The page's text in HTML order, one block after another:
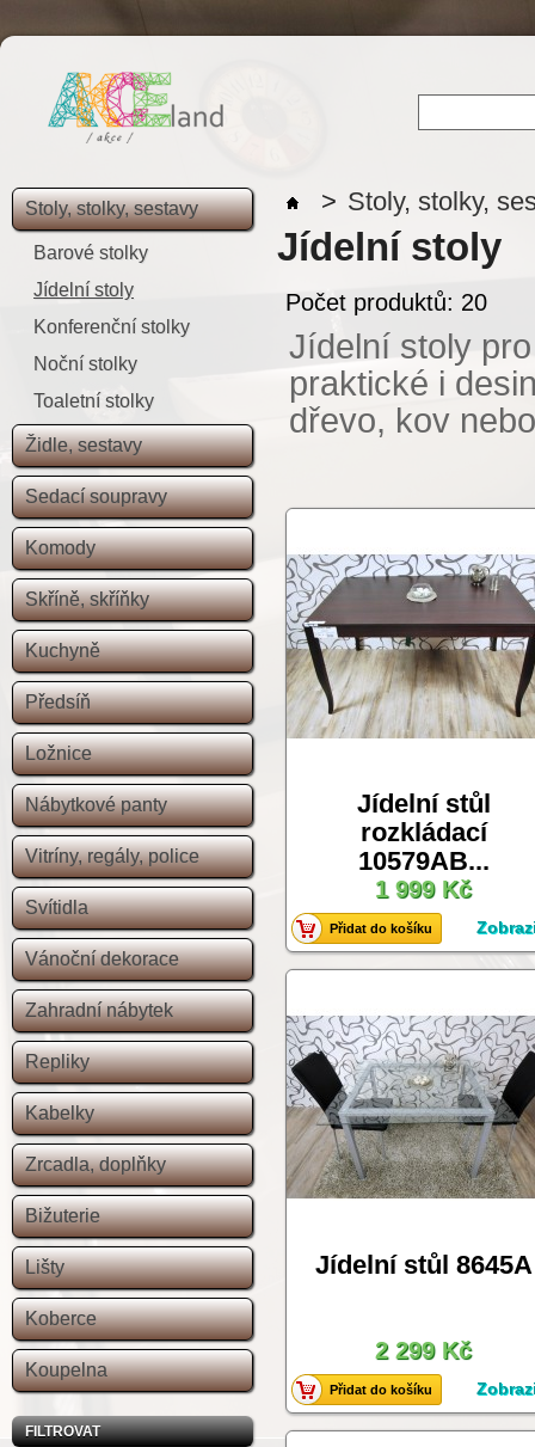
Stoly, stolky, sestavy
Barové stolky
Jídelní stoly
Konferenční stolky
Noční stolky
Toaletní stolky
Židle, sestavy
Sedací soupravy
Komody
Skříně, skříňky
Kuchyně
Předsíň
Ložnice
Nábytkové panty
Vitríny, regály, police
Svítidla
Vánoční dekorace
Zahradní nábytek
Repliky
Kabelky
Zrcadla, doplňky
Bižuterie
Lišty
Koberce
Koupelna
FILTROVAT
> Stoly, stolky,
Jídelní stoly
Počet produktů: 20
Jídelní stoly
praktické i
dřevo, kov
Jídelní stůl
rozkládací
10579AB...
1 999 Kč
Přidat do košíku
Jídelní stůl 8645A
2 299 Kč
Přidat do košíku